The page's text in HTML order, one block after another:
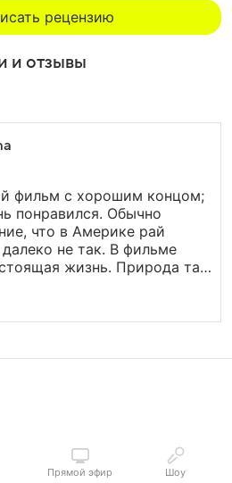
рецензию
и отзывы
фильм с хорошим концом;
понравился. Обычно
что в Америке рай
не так. В фильме
жизнь. Природа там
чисто, но манна
и доллары
Прямой эфир Шоу